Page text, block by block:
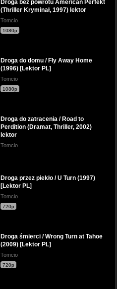
Droga bez powrotu American Perfekt
(Thriller Kryminał, 1997) lektor
Tomcio
1080p
Droga do domu / Fly Away Home
(1996) [Lektor PL]
Tomcio
1080p
Droga do zatracenia / Road to
Perdition (Dramat, Thriller, 2002)
lektor
Tomcio
Droga przez piekło / U Turn (1997)
[Lektor PL]
Tomcio
720p
Droga śmierci / Wrong Turn at Tahoe
(2009) [Lektor PL]
Tomcio
720p